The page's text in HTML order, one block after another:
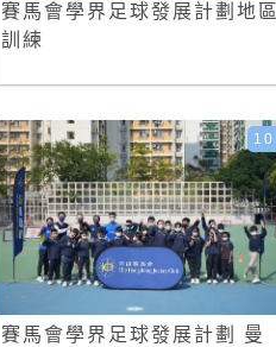
賽馬會學界足球發展計劃地區
訓練
賽馬會學界足球發展計劃 曼
10